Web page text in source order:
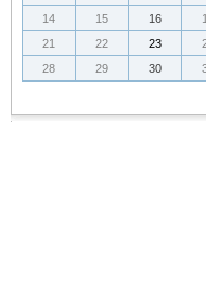
14
15 16
21
22 23
28
29 30